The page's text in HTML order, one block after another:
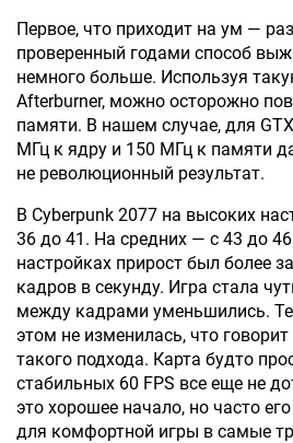
Первое, что приходит на ум —
проверенный годами способ
немного больше. Используя
Afterburner, можно осторожно
памяти. В нашем случае, для
МГц к ядру и 150 МГц к памяти
не революционный результат.
В Cyberpunk 2077 на высоких
36 до 41. На средних — с 43 до
настройках прирост был более
кадров в секунду. Игра стала
между кадрами уменьшились.
этом не изменилась, что
такого подхода. Карта будто
стабильных 60 FPS все еще не
это хорошее начало, но часто
для комфортной игры в самые